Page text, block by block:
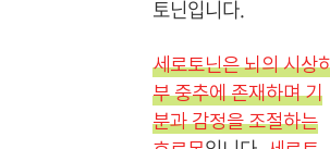
토닌입니다.
세로토닌은 뇌의 시상
부 중추에 존재하며 기
분과 감정을 조절하는